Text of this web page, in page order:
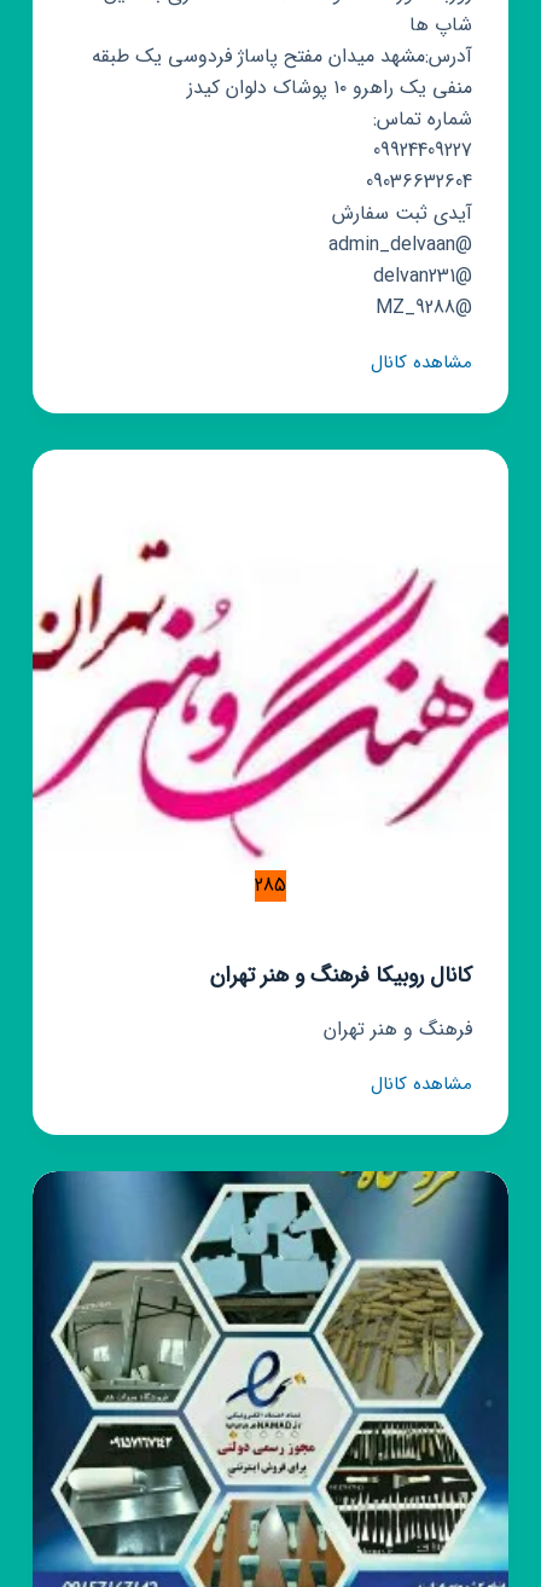
شاپ ها
آدرس:مشهد میدان مفتح پاساژ فردوسی یک طبقه
منفی یک راهرو ۱۰ پوشاک دلوان کیدز
شماره تماس:
09924409227
09036632604
آیدی ثبت سفارش
@admin_delvaan
@delvan231
@MZ_9288
مشاهده کانالکانال
پوشاک
بچه
285
کانال روبیکا فرهنگ و هنر تهران
فرهنگ و هنر تهران
مشاهده کانالکانال
فرهنگ
و
هنر
تهران